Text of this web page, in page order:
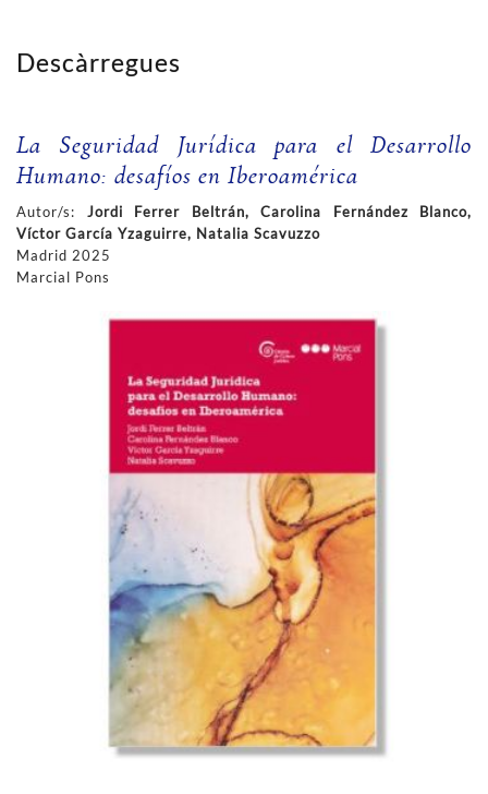
Descàrregues
La Seguridad Jurídica para el Desarrollo
Humano: desafíos en Iberoamérica
Autor/s: Jordi Ferrer Beltrán, Carolina Fernández Blanco,
Víctor García Yzaguirre, Natalia Scavuzzo
Madrid 2025
Marcial Pons